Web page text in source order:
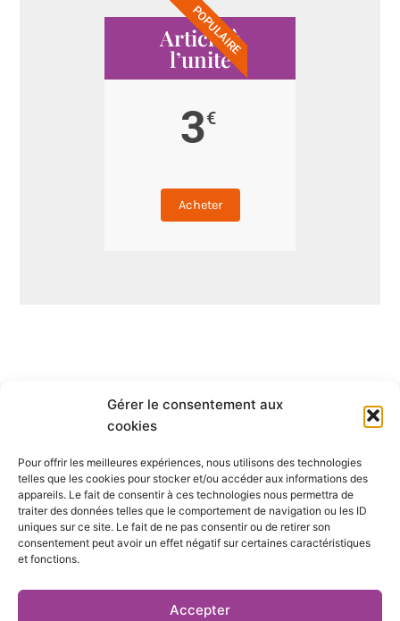
Gérer le consentement aux
cookies
Pour offrir les meilleures expériences, nous utilisons des technologies
telles que les cookies pour stocker et/ou accéder aux informations des
appareils. Le fait de consentir à ces technologies nous permettra de
traiter des données telles que le comportement de navigation ou les ID
uniques sur ce site. Le fait de ne pas consentir ou de retirer son
consentement peut avoir un effet négatif sur certaines caractéristiques
et fonctions.
Accepter
POPULAIRE
Article à
l’unité
3€
Acheter
Qui sommes-nous ?
S’abonner
Mentions Légales
Nous contacter
S’inscrire à la newsletter